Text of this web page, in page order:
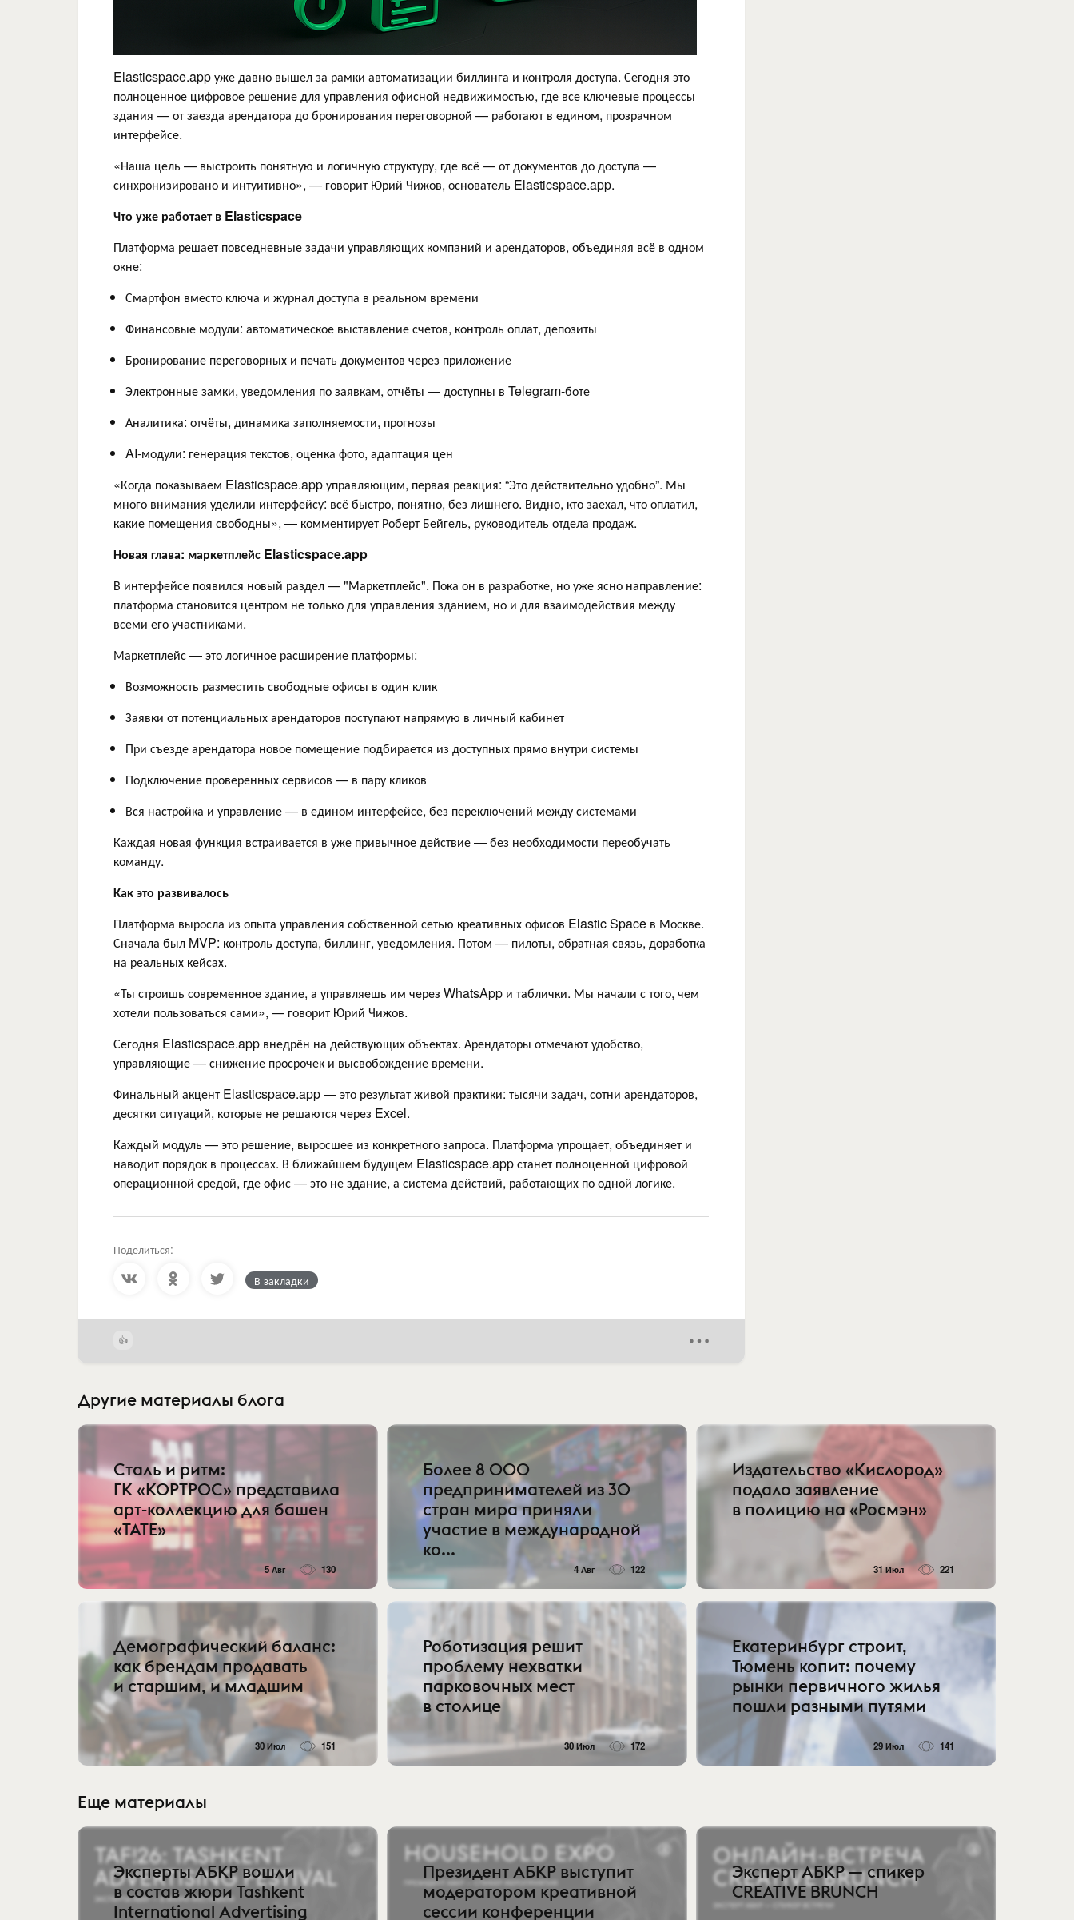
Elasticspace.app уже давно вышел за рамки автоматизации биллинга и контроля доступа. Сегодня это
полноценное цифровое решение для управления офисной недвижимостью, где все ключевые процессы
здания — от заезда арендатора до бронирования переговорной — работают в едином, прозрачном
интерфейсе.
«Наша цель — выстроить понятную и логичную структуру, где всё — от документов до доступа —
синхронизировано и интуитивно», — говорит Юрий Чижов, основатель Elasticspace.app.
Что уже работает в Elasticspace
Платформа решает повседневные задачи управляющих компаний и арендаторов, объединяя всё в одном
окне:
Смартфон вместо ключа и журнал доступа в реальном времени
Финансовые модули: автоматическое выставление счетов, контроль оплат, депозиты
Бронирование переговорных и печать документов через приложение
Электронные замки, уведомления по заявкам, отчёты — доступны в Telegram-боте
Аналитика: отчёты, динамика заполняемости, прогнозы
AI-модули: генерация текстов, оценка фото, адаптация цен
«Когда показываем Elasticspace.app управляющим, первая реакция: “Это действительно удобно”. Мы
много внимания уделили интерфейсу: всё быстро, понятно, без лишнего. Видно, кто заехал, что оплатил,
какие помещения свободны», — комментирует Роберт Бейгель, руководитель отдела продаж.
Новая глава: маркетплейс Elasticspace.app
В интерфейсе появился новый раздел — "Маркетплейс". Пока он в разработке, но уже ясно направление:
платформа становится центром не только для управления зданием, но и для взаимодействия между
всеми его участниками.
Маркетплейс — это логичное расширение платформы:
Возможность разместить свободные офисы в один клик
Заявки от потенциальных арендаторов поступают напрямую в личный кабинет
При съезде арендатора новое помещение подбирается из доступных прямо внутри системы
Подключение проверенных сервисов — в пару кликов
Вся настройка и управление — в едином интерфейсе, без переключений между системами
Каждая новая функция встраивается в уже привычное действие — без необходимости переобучать
команду.
Как это развивалось
Платформа выросла из опыта управления собственной сетью креативных офисов Elastic Space в Москве.
Сначала был MVP: контроль доступа, биллинг, уведомления. Потом — пилоты, обратная связь, доработка
на реальных кейсах.
«Ты строишь современное здание, а управляешь им через WhatsApp и таблички. Мы начали с того, чем
хотели пользоваться сами», — говорит Юрий Чижов.
Сегодня Elasticspace.app внедрён на действующих объектах. Арендаторы отмечают удобство,
управляющие — снижение просрочек и высвобождение времени.
Финальный акцент Elasticspace.app — это результат живой практики: тысячи задач, сотни арендаторов,
десятки ситуаций, которые не решаются через Excel.
Каждый модуль — это решение, выросшее из конкретного запроса. Платформа упрощает, объединяет и
наводит порядок в процессах. В ближайшем будущем Elasticspace.app станет полноценной цифровой
операционной средой, где офис — это не здание, а система действий, работающих по одной логике.
Поделиться:
В закладки
Другие материалы блога
Сталь и ритм:
ГК «КОРТРОС» представила
арт-коллекцию для башен
«TATE»
5 Авг 130
Более 8 000
предпринимателей из 30
стран мира приняли
участие в международной
ко...
4 Авг 122
Издательство «Кислород»
подало заявление
в полицию на «Росмэн»
31 Июл 221
Демографический баланс:
как брендам продавать
и старшим, и младшим
30 Июл 151
Роботизация решит
проблему нехватки
парковочных мест
в столице
30 Июл 172
Екатеринбург строит,
Тюмень копит: почему
рынки первичного жилья
пошли разными путями
29 Июл 141
Еще материалы
Эксперты АБКР вошли
в состав жюри Tashkent
International Advertising
Президент АБКР выступит
модератором креативной
сессии конференции
Эксперт АБКР — спикер
CREATIVE BRUNCH